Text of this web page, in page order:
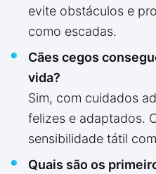
evite obstáculos e
como escadas.
Cães cegos
vida?
Sim, com cuidados
felizes e adaptados.
sensibilidade tátil
Quais são os